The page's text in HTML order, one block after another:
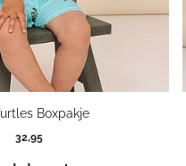
Boxpakje
32,95